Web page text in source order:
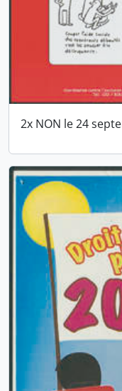
2x NON le 24